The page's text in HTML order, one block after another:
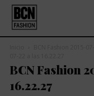
BCN Fashion
16.22.27